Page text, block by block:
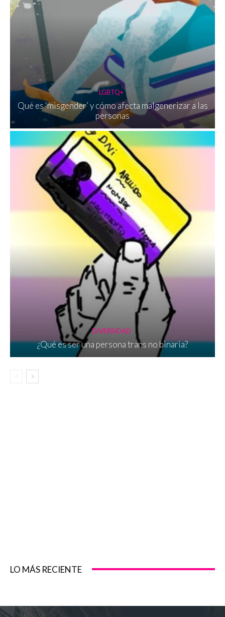
LGBTQ+
Qué es ‘misgender’ y cómo afecta malgenerizar a las
personas
DIVERSIDAD
¿Qué es ser una persona trans no binaria?
LO MÁS RECIENTE